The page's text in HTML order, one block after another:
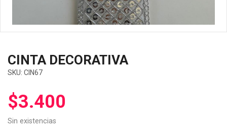
CINTA DECORATIVA
SKU: CIN67
$3.400
Sin existencias